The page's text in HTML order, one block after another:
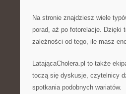
Na stronie znajdziesz wiele
porad, aż po fotorelacje. Dzięki
zależności od tego, ile masz
LatającaCholera.pl to także
toczą się dyskusje, czytelnicy
spotkania podobnych wariatów.